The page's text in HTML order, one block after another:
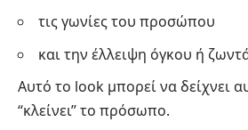
τις γωνίες του προσώπου
και την έλλειψη όγκου ή
Αυτό το look μπορεί να δείχνει
“κλείνει” το πρόσωπο.